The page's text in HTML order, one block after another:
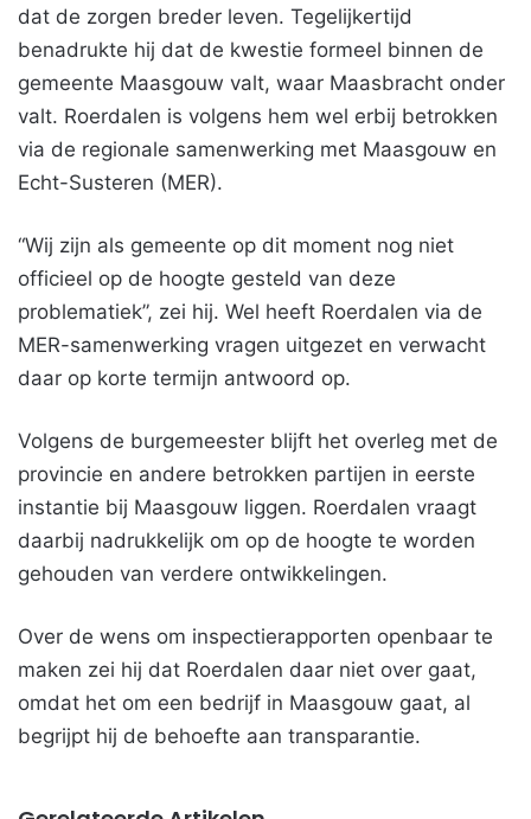
dat de zorgen breder leven. Tegelijkertijd
benadrukte hij dat de kwestie formeel binnen de
gemeente Maasgouw valt, waar Maasbracht onder
valt. Roerdalen is volgens hem wel erbij betrokken
via de regionale samenwerking met Maasgouw en
Echt-Susteren (MER).
“Wij zijn als gemeente op dit moment nog niet
officieel op de hoogte gesteld van deze
problematiek”, zei hij. Wel heeft Roerdalen via de
MER-samenwerking vragen uitgezet en verwacht
daar op korte termijn antwoord op.
Volgens de burgemeester blijft het overleg met de
provincie en andere betrokken partijen in eerste
instantie bij Maasgouw liggen. Roerdalen vraagt
daarbij nadrukkelijk om op de hoogte te worden
gehouden van verdere ontwikkelingen.
Over de wens om inspectierapporten openbaar te
maken zei hij dat Roerdalen daar niet over gaat,
omdat het om een bedrijf in Maasgouw gaat, al
begrijpt hij de behoefte aan transparantie.